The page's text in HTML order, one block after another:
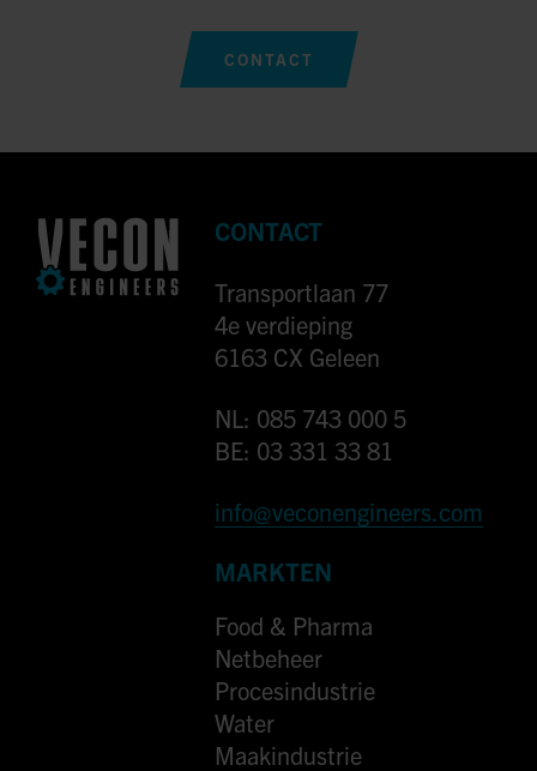
CONTACT
CONTACT
Transportlaan 77
4e verdieping
6163 CX Geleen
NL: 085 743 000 5
BE: 03 331 33 81
info@veconengineers.com
MARKTEN
Food & Pharma
Netbeheer
Procesindustrie
Water
Maakindustrie